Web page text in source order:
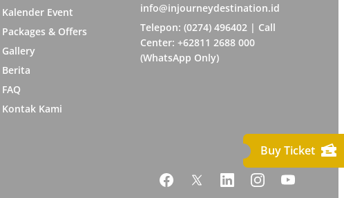
Buy Ticket
Kalender Event
Packages & Offers
Gallery
Berita
FAQ
Kontak Kami
info@injourneydestination.id
Telepon: (0274) 496402 | Call
Center: +62811 2688 000
(WhatsApp Only)